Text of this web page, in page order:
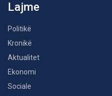
Lajme
Politikë
Kronikë
Aktualitet
Ekonomi
Sociale